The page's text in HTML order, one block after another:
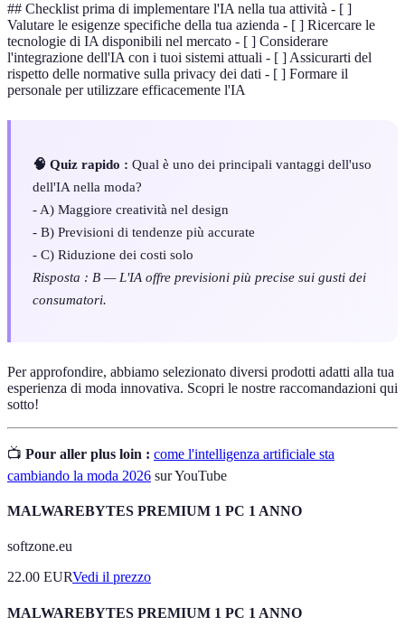
## Checklist prima di implementare l'IA nella tua attività - [ ]
Valutare le esigenze specifiche della tua azienda - [ ] Ricercare le
tecnologie di IA disponibili nel mercato - [ ] Considerare
l'integrazione dell'IA con i tuoi sistemi attuali - [ ] Assicurarti del
rispetto delle normative sulla privacy dei dati - [ ] Formare il
personale per utilizzare efficacemente l'IA
🧠 Quiz rapido : Qual è uno dei principali vantaggi dell'uso
dell'IA nella moda?
- A) Maggiore creatività nel design
- B) Previsioni di tendenze più accurate
- C) Riduzione dei costi solo
Risposta : B — L'IA offre previsioni più precise sui gusti dei
consumatori.
Per approfondire, abbiamo selezionato diversi prodotti adatti alla tua
esperienza di moda innovativa. Scopri le nostre raccomandazioni qui
sotto!
📺 Pour aller plus loin : come l'intelligenza artificiale sta
cambiando la moda 2026 sur YouTube
MALWAREBYTES PREMIUM 1 PC 1 ANNO
softzone.eu
22.00 EURVedi il prezzo
MALWAREBYTES PREMIUM 1 PC 1 ANNO